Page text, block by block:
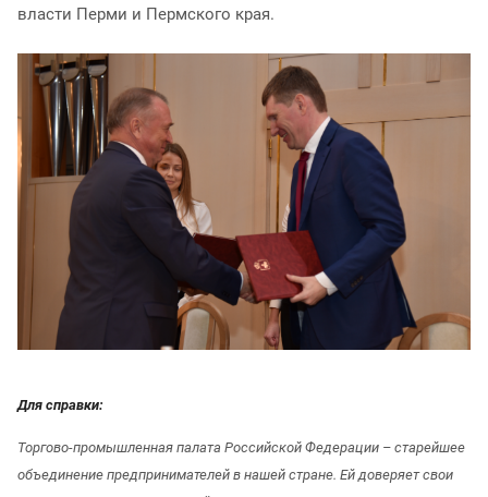
власти Перми и Пермского края.
Для справки:
Торгово-промышленная палата Российской Федерации – старейшее
объединение предпринимателей в нашей стране. Ей доверяет свои